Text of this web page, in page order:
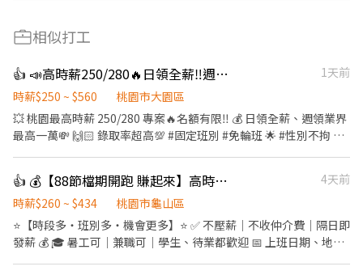
相似打工
👍 📣高時薪250/280🔥日領全薪‼️週領業界最高一萬🙌交通車接送上下班💯
1天前
時薪$250 ~ $560
桃園市大園區
💥 桃園最高時薪 250/280 專案🔥名額有限‼️ 💰 日領全薪、週領業界
最高一萬💸 🙌🏻 錄取率超高💯 #固定班別 #免輪班 🌟 #性別不拘 #
園區 免費交通車接送上下班💯 👉 上班地點：桃園市大園區航翔路
（近遠雄自由貿易港） 👉 休假制度：週休二日（休六日）、見紅休
(假日也可以加班) 👉 上班時間： 日班：08:00~17:30；加班：
18:00~20:00 夜班：20:00~05:30；加班：06:00~08:00 👉 薪資結
👍 💰【88節檔期開跑 賺起來】高時薪＋龜山多班別⭐日領2000~3000 隔日匯款
4天前
時薪$260 ~ $434
桃園市龜山區
⭐【時段多・班別多・機會更多】⭐ ✅ 不壓薪｜不收仲介費｜隔日即
發薪 💰 🎓 暑工可｜兼職可｜學生、待業都歡迎 📅 上班日期、地